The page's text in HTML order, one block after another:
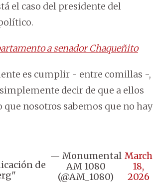
el caso del presidente del
a senador Chaqueñito
es cumplir - entre comillas -,
decir de que a ellos
que nosotros sabemos que no hay
de
— Monumental
AM 1080
(@AM_1080)
March
18,
2026